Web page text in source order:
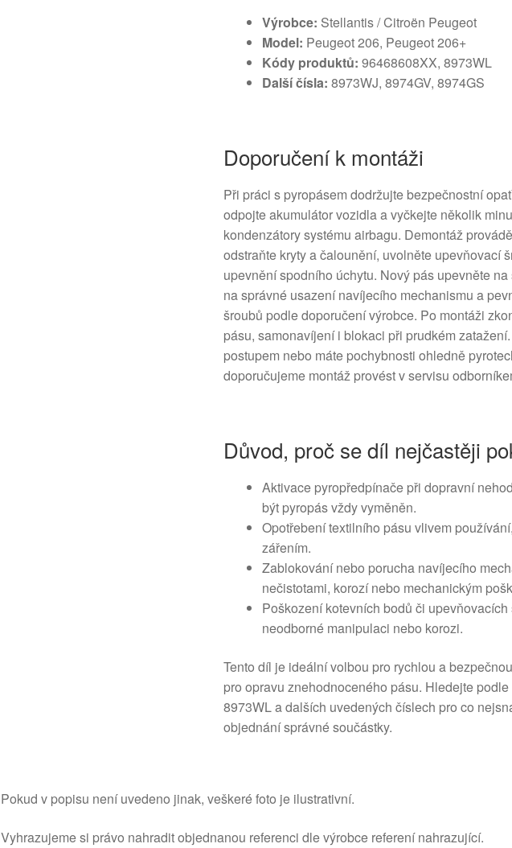
Výrobce: Stellantis / Citroën Peugeot
Model: Peugeot 206, Peugeot 206+
Kódy produktů: 96468608XX, 8973WL
Další čísla: 8973WJ, 8974GV, 8974GS
Doporučení k montáži
Při práci s pyropásem dodržujte bezpečnostní
odpojte akumulátor vozidla a vyčkejte několik
kondenzátory systému airbagu. Demontáž
odstraňte kryty a čalounění, uvolněte upevňovací
upevnění spodního úchytu. Nový pás upevněte
na správné usazení navíjecího mechanismu a
šroubů podle doporučení výrobce. Po montáži
pásu, samonavíjení i blokaci při prudkém
postupem nebo máte pochybnosti ohledně
doporučujeme montáž provést v servisu
Důvod, proč se díl nejčastěji
Aktivace pyropředpínače při dopravní
být pyropás vždy vyměněn.
Opotřebení textilního pásu vlivem
zářením.
Zablokování nebo porucha navíjecího
nečistotami, korozí nebo mechanickým
Poškození kotevních bodů či upevňovacích
neodborné manipulaci nebo korozi.
Tento díl je ideální volbou pro rychlou a
pro opravu znehodnoceného pásu. Hledejte
8973WL a dalších uvedených číslech pro co
objednání správné součástky.
Pokud v popisu není uvedeno jinak, veškeré foto je ilustrativní.
Vyhrazujeme si právo nahradit objednanou referenci dle výrobce referení nahrazující.